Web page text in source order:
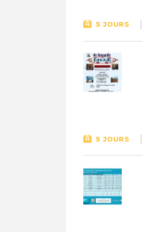
5 JOURS
5 JOURS